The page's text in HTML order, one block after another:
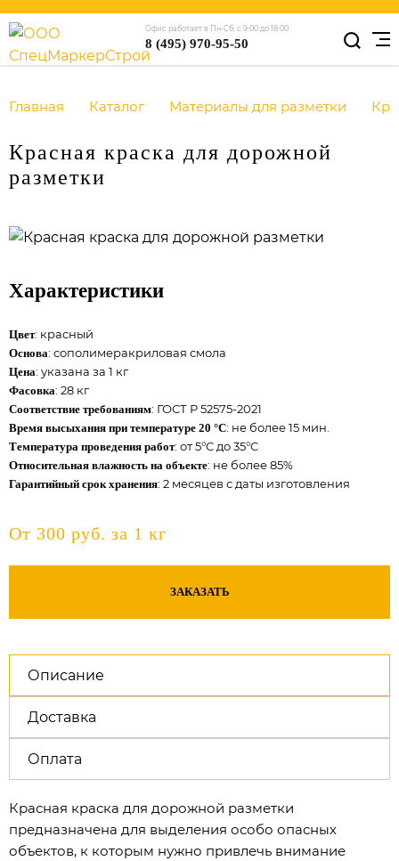
Офис работает в Пн-Сб: с 9:00 до 18:00
8 (495) 970-95-50
Главная Каталог Материалы для разметки
Красная краска для дорожной
разметки
Характеристики
Цвет: красный
Основа: сополимеракриловая смола
Цена: указана за 1 кг
Фасовка: 28 кг
Соответствие требованиям: ГОСТ Р 52575-2021
Время высыхания при температуре 20 °C: не более 15 мин.
Температура проведения работ: от 5°C до 35°C
Относительная влажность на объекте: не более 85%
Гарантийный срок хранения: 2 месяцев с даты изготовления
От 300 руб. за 1 кг
ЗАКАЗАТЬ
Описание
Доставка
Оплата
Красная краска для дорожной разметки
предназначена для выделения особо опасных
объектов, к которым нужно привлечь внимание